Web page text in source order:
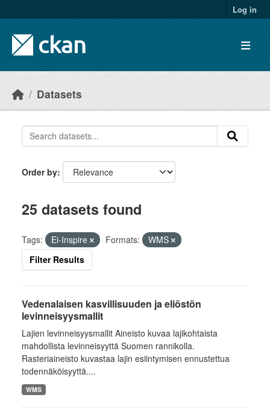
Log in
Datasets
Order by
25 datasets found
Tags: Ei-Inspire Formats:
WMS
Filter Results
Vedenalaisen kasvillisuuden ja eliöstön
levinneisyysmallit
Lajien levinneisyysmallit Aineisto kuvaa lajikohtaista
mahdollista levinneisyyttä Suomen rannikolla.
Rasteriaineisto kuvastaa lajin esiintymisen ennustettua
todennäköisyyttä....
WMS